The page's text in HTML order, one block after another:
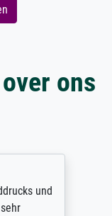
ons
und